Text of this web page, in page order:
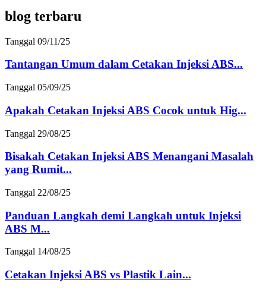
blog terbaru
Tanggal 09/11/25
Tantangan Umum dalam Cetakan Injeksi ABS...
Tanggal 05/09/25
Apakah Cetakan Injeksi ABS Cocok untuk Hig...
Tanggal 29/08/25
Bisakah Cetakan Injeksi ABS Menangani Masalah
yang Rumit...
Tanggal 22/08/25
Panduan Langkah demi Langkah untuk Injeksi
ABS M...
Tanggal 14/08/25
Cetakan Injeksi ABS vs Plastik Lain...